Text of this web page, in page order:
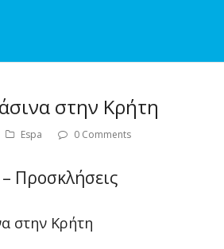
στην Κρήτη
Espa 0 Comments
Προσκλήσεις
στην Κρήτη